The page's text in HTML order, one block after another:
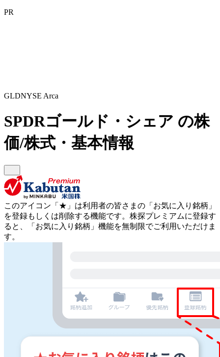
PR
GLDNYSE Arca
SPDRゴールド・シェア の株
価/株式・基本情報
このアイコン 「★」 は利用者の皆さまの 「お気に入り銘柄」
を登録もしくは削除する機能です。 株探プレミアムに登録す
ると、「お気に入り銘柄」機能を無制限でご利用いただけま
す。